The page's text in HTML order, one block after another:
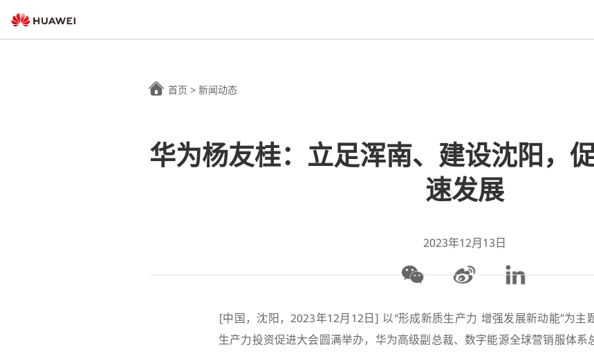
首页 >新闻动态
华为杨友桂：立足浑南、建设沈阳，
速发展
2023年12月13日
[中国，沈阳，2023年12月12日] 以“形成新质生产力 增强发展新动能”为主
生产力投资促进大会圆满举办，华为高级副总裁、数字能源全球营销服体系